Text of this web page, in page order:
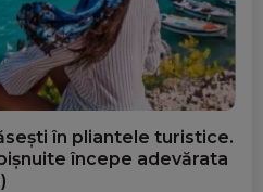
în pliantele turistice.
începe adevărata